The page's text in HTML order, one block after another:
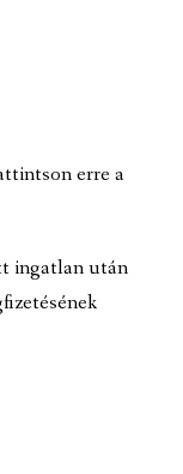
erre a
ingatlan után